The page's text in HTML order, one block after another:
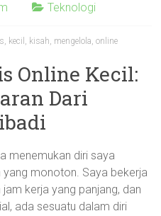
Teknologi
, kecil , kisah, mengelola,online
Online Kecil:
Dari
menemukan diri saya
monoton. Saya bekerja
kerja yang panjang, dan
ada sesuatu dalam diri